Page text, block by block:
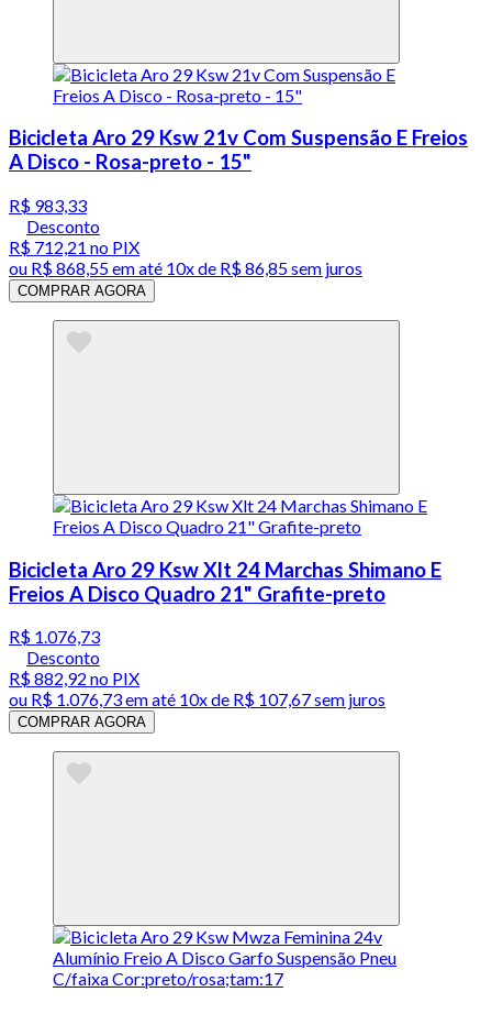
Bicicleta Aro 29 Ksw 21v Com Suspensão E Freios
A Disco - Rosa-preto - 15"
R$ 983,33
Desconto
R$ 712,21 no PIX
ou R$ 868,55em até 10x de R$ 86,85 sem juros
COMPRAR AGORA
Bicicleta Aro 29 Ksw Xlt 24 Marchas Shimano E
Freios A Disco Quadro 21" Grafite-preto
R$ 1.076,73
Desconto
R$ 882,92 no PIX
ou R$ 1.076,73em até 10x de R$ 107,67 sem juros
COMPRAR AGORA